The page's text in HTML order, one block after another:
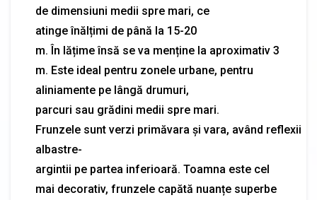
de dimensiuni medii spre mari, ce
atingeînălțimi de până la 15-20
m. În lățime însă se va menține la aproximativ 3
m. Este ideal pentru zonele urbane, pentru
aliniamente pe lângă drumuri,
parcuri sau grădini medii spre mari.
Frunzele sunt verzi primăvara și vara, având reflexii
albastre-
argintii pe partea inferioară. Toamna este cel
mai decorativ, frunzele capătă nuanțe superbe